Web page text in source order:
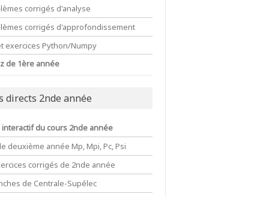
corrigés d'analyse
corrigés d'approfondissement
exercices Python/Numpy
de 1ère année
directs 2nde année
du cours 2nde année
deuxième année Mp, Mpi, Pc, Psi
corrigés de 2nde année
de Centrale-Supélec